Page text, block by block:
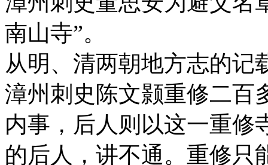
南山寺”。
从明、清两朝地方志的记
漳州刺史陈文颢重修二百
内事，后人则以这一重修
的后人，讲不通。重修只